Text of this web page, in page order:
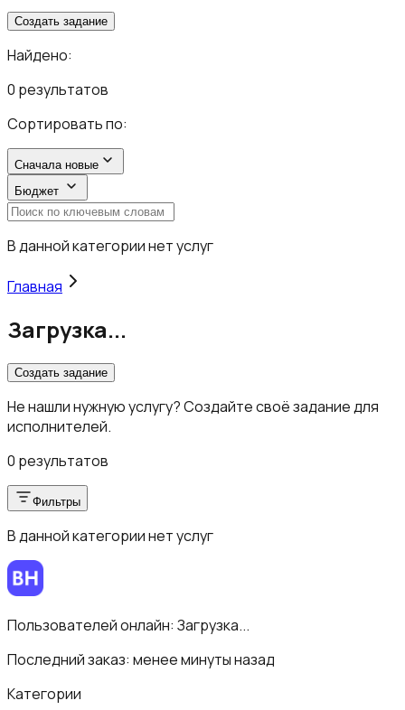
Создать задание
Найдено:
0 результатов
Сортировать по:
Сначала новые
Бюджет
В данной категории нет услуг
Главная
Загрузка...
Создать задание
Не нашли нужную услугу? Создайте своё задание для
исполнителей.
0 результатов
Фильтры
В данной категории нет услуг
Пользователей онлайн: Загрузка...
Последний заказ: менее минуты назад
Категории